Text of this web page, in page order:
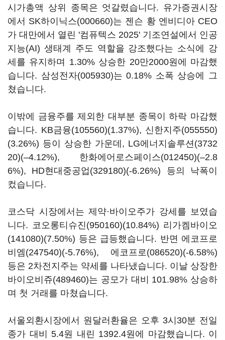
시가총액 상위 종목은 엇갈렸습니다. 유가증권시장
에서 SK하이닉스(000660)는 젠슨 황 엔비디아 CEO
가 대만에서 열린 '컴퓨텍스 2025' 기조연설에서 인공
지능(AI) 생태계 주도 역할을 강조했다는 소식에 강
세를 유지하며 1.30% 상승한 20만2000원에 마감했
습니다. 삼성전자(005930)는 0.18% 소폭 상승에 그
쳤습니다.
이밖에 금융주를 제외한 대부분 종목이 하락 마감했
습니다. KB금융(105560)(1.37%), 신한지주(055550)
(3.26%) 등이 상승한 가운데, LG에너지솔루션(3732
20)(–4.12%), 한화에어로스페이스(012450)(–2.8
6%), HD현대중공업(329180)(-6.26%) 등의 낙폭이
컸습니다.
코스닥 시장에서는 제약·바이오주가 강세를 보였습
니다. 코오롱티슈진(950160)(10.84%) 리가켐바이오
(141080)(7.50%) 등은 급등했습니다. 반면 에코프로
비엠(247540)(-5.76%), 에코프로(086520)(-6.58%)
등은 2차전지주는 약세를 나타냈습니다. 이날 상장한
바이오비쥬(489460)는 공모가 대비 101.98% 상승하
며 첫 거래를 마쳤습니다.
서울외환시장에서 원달러환율은 오후 3시30분 전일
종가 대비 5.4원 내린 1392.4원에 마감했습니다. 이